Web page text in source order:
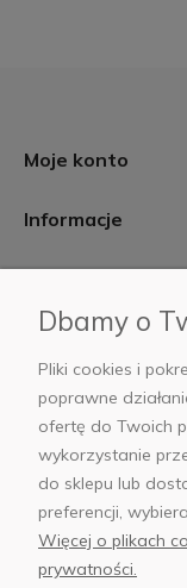
Moje konto
Informacje
AB Foto
Dbamy o
Pliki cookies i
poprawne
ofertę do Twoich
wykorzystanie
do sklepu lub
preferencji,
Więcej o plikach
prywatności.